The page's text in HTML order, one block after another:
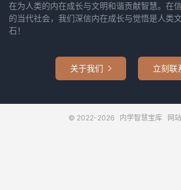
在为人类的内在成长与文明和谐贡献智慧。在
的当代社会，我们深信内在成长与觉悟是人类
石！
关于我们  立刻联
© 2022-2026 内学智慧宝库 网